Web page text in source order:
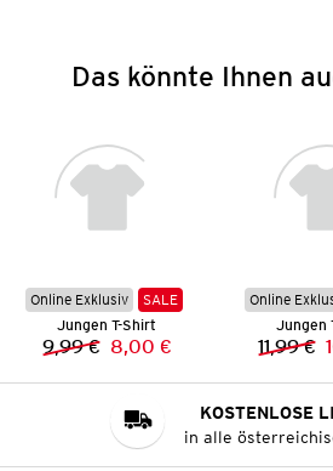
Das könnte Ihnen
Online Exklusiv
SALE
Jungen T-Shirt
Vorheriger Preis:
9,99 € Neuer Preis:
8,00 €
Online
Jungen
11,99 €
KOSTENLOSE
in alle